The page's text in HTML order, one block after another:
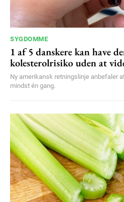
SYGDOMME
1 af 5 danskere kan have
kolesterolrisiko uden at
Ny amerikansk retningslinje anbefaler
mindst én gang.